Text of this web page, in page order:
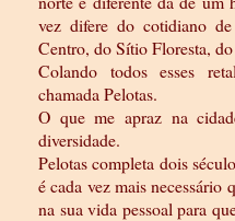
vez difere do cotidiano
Centro, do Sítio Floresta,
Colando todos esses
chamada Pelotas.
O que me apraz na
diversidade.
Pelotas completa dois
é cada vez mais necessário
na sua vida pessoal para